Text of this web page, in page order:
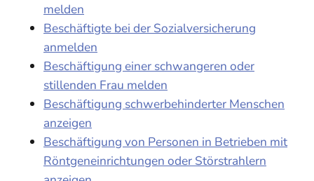
melden
Beschäftigte bei der Sozialversicherung
anmelden
Beschäftigung einer schwangeren oder
stillenden Frau melden
Beschäftigung schwerbehinderter Menschen
anzeigen
Beschäftigung von Personen in Betrieben mit
Röntgeneinrichtungen oder Störstrahlern